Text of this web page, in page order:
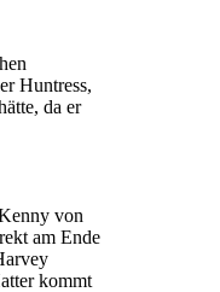
Huntress,
da er
von
am Ende
kommt